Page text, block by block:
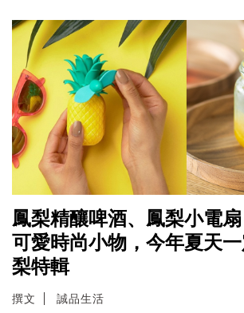
鳳梨精釀啤酒、鳳梨小電
可愛時尚小物，今年夏天
梨特輯
撰文 誠品生活